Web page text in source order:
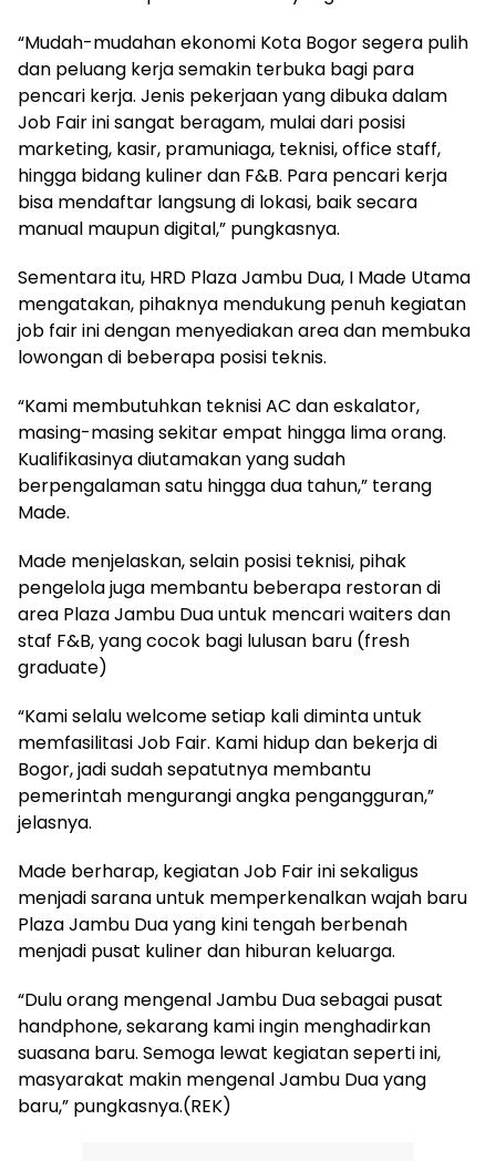
“Mudah-mudahan ekonomi Kota Bogor segera pulih
dan peluang kerja semakin terbuka bagi para
pencari kerja. Jenis pekerjaan yang dibuka dalam
Job Fair ini sangat beragam, mulai dari posisi
marketing, kasir, pramuniaga, teknisi, office staff,
hingga bidang kuliner dan F&B. Para pencari kerja
bisa mendaftar langsung di lokasi, baik secara
manual maupun digital,” pungkasnya.
Sementara itu, HRD Plaza Jambu Dua, I Made Utama
mengatakan, pihaknya mendukung penuh kegiatan
job fair ini dengan menyediakan area dan membuka
lowongan di beberapa posisi teknis.
“Kami membutuhkan teknisi AC dan eskalator,
masing-masing sekitar empat hingga lima orang.
Kualifikasinya diutamakan yang sudah
berpengalaman satu hingga dua tahun,” terang
Made.
Made menjelaskan, selain posisi teknisi, pihak
pengelola juga membantu beberapa restoran di
area Plaza Jambu Dua untuk mencari waiters dan
staf F&B, yang cocok bagi lulusan baru (fresh
graduate)
“Kami selalu welcome setiap kali diminta untuk
memfasilitasi Job Fair. Kami hidup dan bekerja di
Bogor, jadi sudah sepatutnya membantu
pemerintah mengurangi angka pengangguran,”
jelasnya.
Made berharap, kegiatan Job Fair ini sekaligus
menjadi sarana untuk memperkenalkan wajah baru
Plaza Jambu Dua yang kini tengah berbenah
menjadi pusat kuliner dan hiburan keluarga.
“Dulu orang mengenal Jambu Dua sebagai pusat
handphone, sekarang kami ingin menghadirkan
suasana baru. Semoga lewat kegiatan seperti ini,
masyarakat makin mengenal Jambu Dua yang
baru,” pungkasnya.(REK)